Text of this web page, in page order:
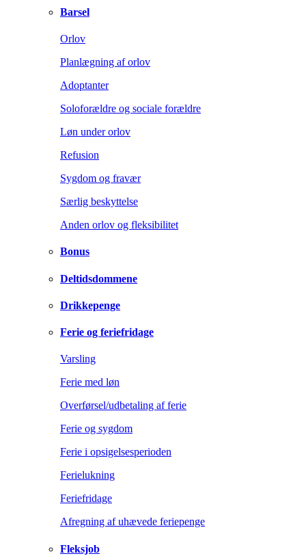
Barsel
Orlov
Planlægning af orlov
Adoptanter
Soloforældre og sociale forældre
Løn under orlov
Refusion
Sygdom og fravær
Særlig beskyttelse
Anden orlov og fleksibilitet
Bonus
Deltidsdommene
Drikkepenge
Ferie og feriefridage
Varsling
Ferie med løn
Overførsel/udbetaling af ferie
Ferie og sygdom
Ferie i opsigelsesperioden
Ferielukning
Feriefridage
Afregning af uhævede feriepenge
Fleksjob